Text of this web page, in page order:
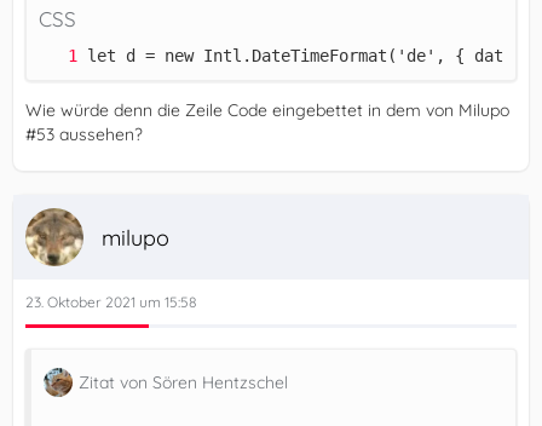
CSS
let d = new Intl.DateTimeFormat('de', {
Wie würde denn die Zeile Code eingebettet in dem von Milupo
#53 aussehen?
milupo
23. Oktober 2021 um 15:58
Zitat von Sören Hentzschel